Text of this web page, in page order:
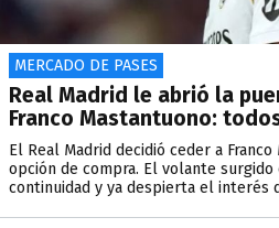
MERCADO DE PASES
Real Madrid le abrió la
Franco Mastantuono:
El Real Madrid decidió ceder a
opción de compra. El volante surgido
continuidad y ya despierta el interés